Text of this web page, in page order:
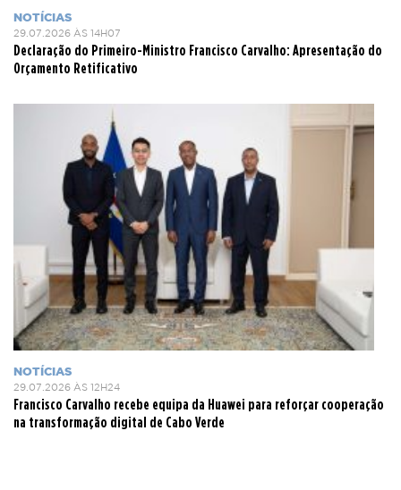
NOTÍCIAS
29.07.2026 ÀS 14H07
Declaração do Primeiro-Ministro Francisco Carvalho: Apresentação do
Orçamento Retificativo
NOTÍCIAS
29.07.2026 ÀS 12H24
Francisco Carvalho recebe equipa da Huawei para reforçar cooperação
na transformação digital de Cabo Verde